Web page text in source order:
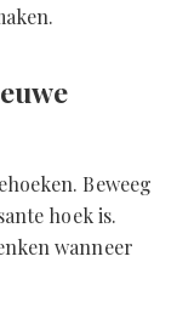
Beweeg
hoek is.
wanneer